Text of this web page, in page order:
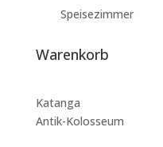
Speisezimmer
Warenkorb
Katanga
Antik-Kolosseum